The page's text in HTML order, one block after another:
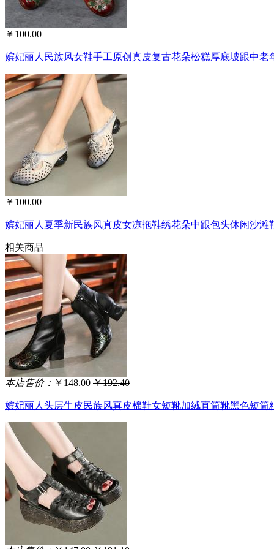
￥100.00
嫔妃丽人民族风女鞋手工原创真皮复古花朵松糕厚底坡跟中老
￥100.00
嫔妃丽人夏季新民族风真皮女凉拖鞋绣花朵中跟包头休闲沙滩
相关商品
本店售价： ￥148.00 ￥192.40
嫔妃丽人头层牛皮民族风真皮棉鞋女短靴加绒直筒靴黑色短筒